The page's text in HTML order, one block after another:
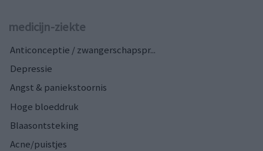
medicijn-ziekte
Anticonceptie / zwangerschapspr...
Depressie
Angst & paniekstoornis
Hoge bloeddruk
Blaasontsteking
Acne/puistjes